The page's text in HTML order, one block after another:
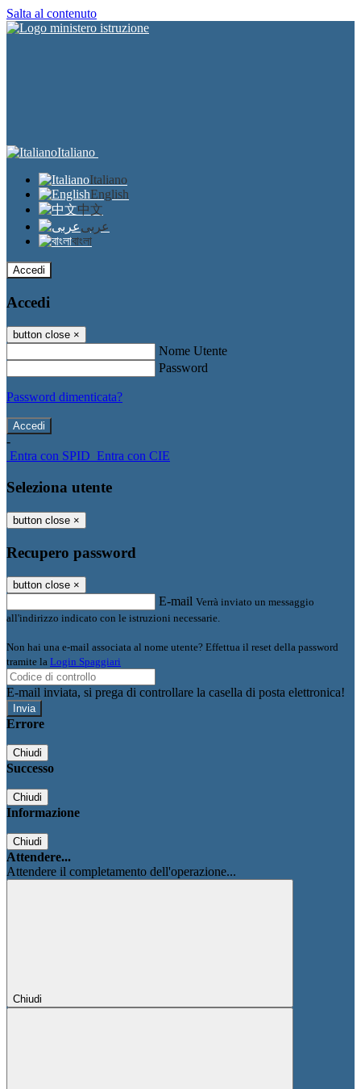
Salta al contenuto
Italiano
Italiano
English
中文
عربى
বাংলা
Accedi
Accedi
button close ×
Nome Utente
Password
Password dimenticata?
-
Entra con SPID Entra con CIE
Seleziona utente
button close ×
Recupero password
button close ×
E-mail Verrà inviato un messaggio
all'indirizzo indicato con le istruzioni necessarie.
Non hai una e-mail associata al nome utente? Effettua il reset della password
tramite la Login Spaggiari
E-mail inviata, si prega di controllare la casella di posta elettronica!
Errore
Chiudi
Successo
Chiudi
Informazione
Chiudi
Attendere...
Attendere il completamento dell'operazione...
Chiudi